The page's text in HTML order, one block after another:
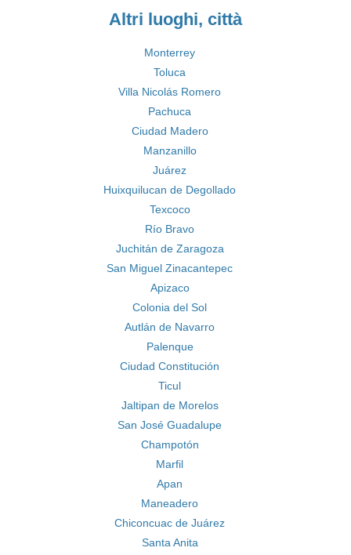
Altri luoghi, città
Monterrey
Toluca
Villa Nicolás Romero
Pachuca
Ciudad Madero
Manzanillo
Juárez
Huixquilucan de Degollado
Texcoco
Río Bravo
Juchitán de Zaragoza
San Miguel Zinacantepec
Apizaco
Colonia del Sol
Autlán de Navarro
Palenque
Ciudad Constitución
Ticul
Jaltipan de Morelos
San José Guadalupe
Champotón
Marfil
Apan
Maneadero
Chiconcuac de Juárez
Santa Anita